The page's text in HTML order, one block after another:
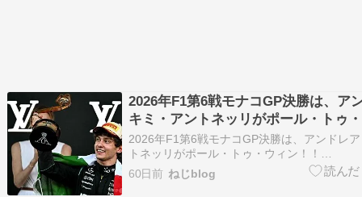
2026年F1第6戦モナコGP決勝は、ア
キミ・アントネッリがポール・トゥ
2026年F1第6戦モナコGP決勝は、アンドレ
トネッリがポール・トゥ・ウィン！！
https://news.yahoo.co.jp/articles/
今季5勝目！初優勝から5連勝！！イタ…
60日前 ねじblog